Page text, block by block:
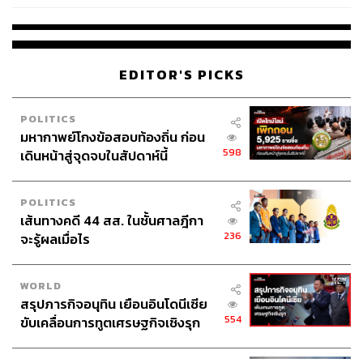
EDITOR'S PICKS
POLITICS
มหากาพย์โกงข้อสอบท้องถิ่น ก่อน
เดินหน้าสู่จุดจบในสัปดาห์นี้
598
POLITICS
เส้นทางคดี 44 สส. ในชั้นศาลฎีกา
จะรู้ผลเมื่อไร
236
WORLD
สรุปภารกิจอนุทิน เยือนอินโดนีเซีย
ขับเคลื่อนการทูตเศรษฐกิจเชิงรุก
554